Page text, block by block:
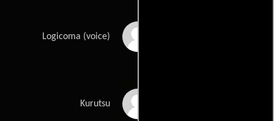
Logicoma (voice)
Kurutsu